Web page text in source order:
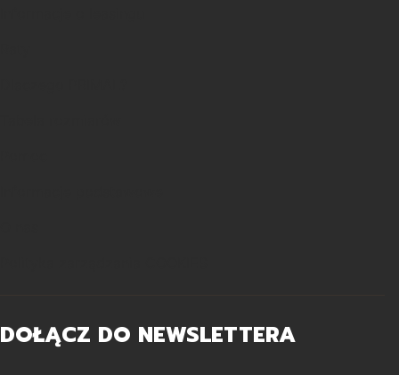
DOŁĄCZ DO NEWSLETTERA